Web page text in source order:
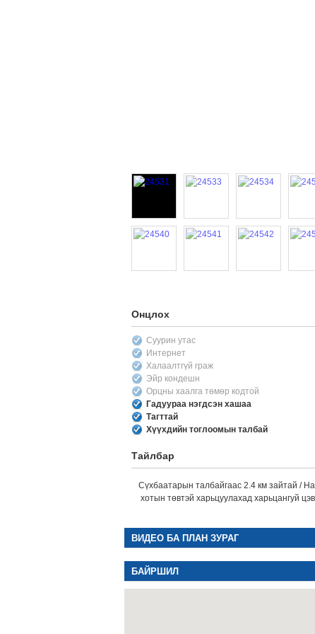
Онцлох
Суурин утас
Интернет
Халаалтгүй граж
Эйр кондешн
Орцны хаалга төмөр кодтой
Гадуураа нэгдсэн хашаа
Тагттай
Хүүхдийн тоглоомын талбай
Тайлбар
Сүхбаатарын талбайгаас 2.4 км зайтай /
хотын төвтэй харьцуулахад харьцангуй
ВИДЕО БА ПЛАН ЗУРАГ
БАЙРШИЛ